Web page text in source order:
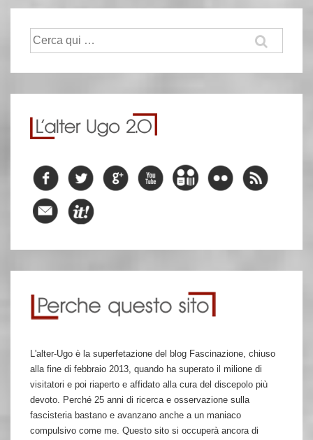
Cerca:
L'alter-Ugo è la superfetazione del blog Fascinazione, chiuso
alla fine di febbraio 2013, quando ha superato il milione di
visitatori e poi riaperto e affidato alla cura del discepolo più
devoto. Perché 25 anni di ricerca e osservazione sulla
fascisteria bastano e avanzano anche a un maniaco
compulsivo come me. Questo sito si occuperà ancora di